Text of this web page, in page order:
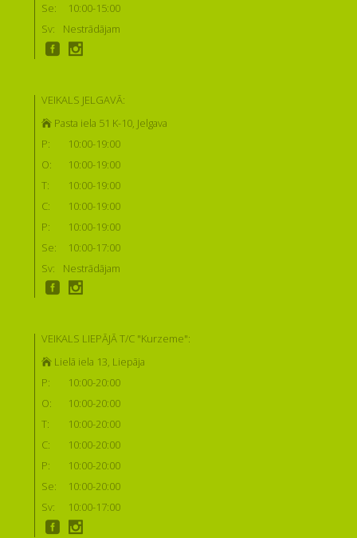
Se:
10:00-15:00
Sv:
Nestrādājam
VEIKALS JELGAVĀ:
Pasta iela 51 K-10, Jelgava
P:
10:00-19:00
O:
10:00-19:00
T:
10:00-19:00
C:
10:00-19:00
P:
10:00-19:00
Se:
10:00-17:00
Sv:
Nestrādājam
VEIKALS LIEPĀJĀ T/C "Kurzeme":
Lielā iela 13, Liepāja
P:
10:00-20:00
O:
10:00-20:00
T:
10:00-20:00
C:
10:00-20:00
P:
10:00-20:00
Se:
10:00-20:00
Sv:
10:00-17:00